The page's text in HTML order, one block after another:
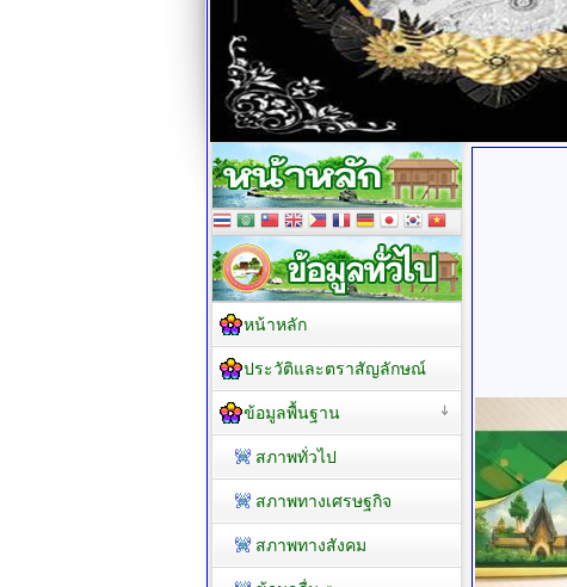
หน้าหลัก
ประวัติและตราสัญลักษณ์
ข้อมูลพื้นฐาน
สภาพทั่วไป
สภาพทางเศรษฐกิจ
สภาพทางสังคม